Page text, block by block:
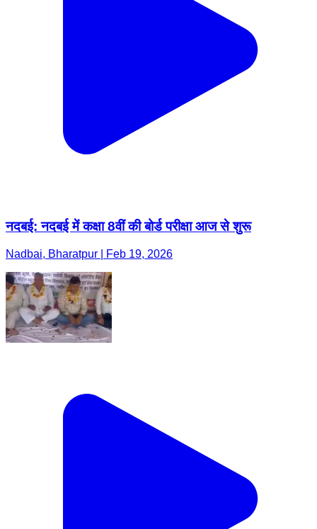
नदबई: नदबई में कक्षा 8वीं की बोर्ड परीक्षा आज से शुरू
Nadbai, Bharatpur | Feb 19, 2026